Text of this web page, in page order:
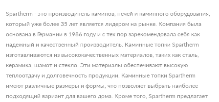
Spartherm - это производитель каминов, печей и каминного оборудования,
который уже более 35 лет является лидером на рынке. Компания была
основана в Германии в 1986 году и с тех пор зарекомендовала себя как
надежный и качественный производитель. Каминные топки Spartherm
изготавливаются из высококачественных материалов, таких как сталь,
керамика, шамот и стекло. Эти материалы обеспечивают высокую
теплоотдачу и долговечность продукции. Каминные топки Spartherm
имеют различные размеры и формы, что позволяет выбрать наиболее
подходящий вариант для вашего дома. Кроме того, Spartherm предлагает